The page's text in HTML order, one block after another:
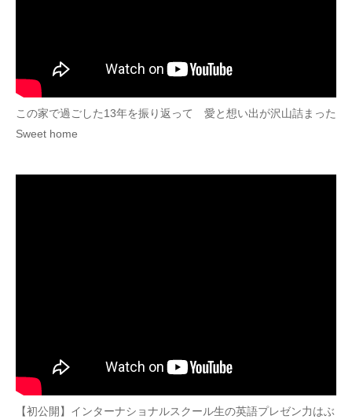
この家で過ごした13年を振り返って 愛と想い出が沢山詰まった
Sweet home
【初公開】インターナショナルスクール生の英語プレゼン力はぶ